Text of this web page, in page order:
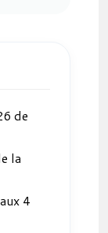
de
la
4